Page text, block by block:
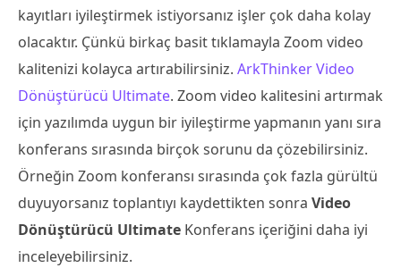
kayıtları iyileştirmek istiyorsanız işler çok daha kolay
olacaktır. Çünkü birkaç basit tıklamayla Zoom video
kalitenizi kolayca artırabilirsiniz. ArkThinker Video
Dönüştürücü Ultimate. Zoom video kalitesini artırmak
için yazılımda uygun bir iyileştirme yapmanın yanı sıra
konferans sırasında birçok sorunu da çözebilirsiniz.
Örneğin Zoom konferansı sırasında çok fazla gürültü
duyuyorsanız toplantıyı kaydettikten sonra Video
Dönüştürücü Ultimate Konferans içeriğini daha iyi
inceleyebilirsiniz.